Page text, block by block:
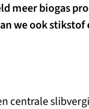
meer biogas
we ook stikstof
centrale